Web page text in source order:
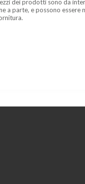
dei prodotti sono da
a parte, e possono essere